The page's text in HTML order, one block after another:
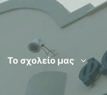
Το σχολείο μας